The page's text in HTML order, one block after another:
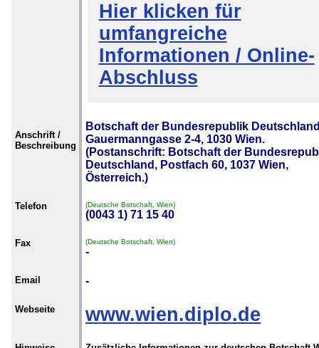
Hier klicken für
umfangreiche
Informationen / Online-
Abschluss
Anschrift /
Beschreibung
Botschaft der Bundesrepublik
Gauermanngasse 2-4, 1030 Wien.
(Postanschrift: Botschaft der
Deutschland, Postfach 60, 1037 Wien,
Österreich.)
Telefon (Deutsche Botschaft, Wien)
(0043 1) 71 15 40
Fax (Deutsche Botschaft, Wien)
-
Email -
Webseite www.wien.diplo.de